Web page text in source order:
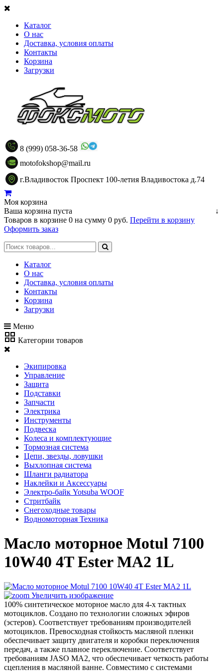
Каталог
О нас
Доставка, условия оплаты
Контакты
Корзина
Загрузки
8 (999) 058-36-58
motofokshop@mail.ru
г.Владивосток Проспект 100-летия Владивостока д.74
Моя корзина
↓
Ваша корзина пуста
Товаров в корзине 0 на сумму 0 руб. Перейти в корзину
Оформить заказ
Каталог
О нас
Доставка, условия оплаты
Контакты
Корзина
Загрузки
Меню
Категории товаров
Экипировка
Управление
Защита
Подставки
Запчасти
Электрика
Инструменты
Подвеска
Колеса и комплектующие
Тормозная система
Цепи, звезды, ловушки
Выхлопная система
Шланги радиатора
Наклейки и Аксессуары
Электро-байк Yotsuba WOOF
Стритбайк
Снегоходные товары
Водномоторная Техника
Масло моторное Motul 7100
10W40 4T Ester MA2 1L
Увеличить изображение
100% синтетическое моторное масло для 4-х тактных
мотоциклов. Создано по технологии сложных эфиров
(эстеров). Соответствует требованиям производителей
мотоциклов. Превосходная стойкость масляной пленки
обеспечивает защиту двигателя и коробки переключения
передач, а также плавное переключение. Соответствует
требованиям JASO MA2, что обеспечивает четкость работы
сцепления в масляной ванне. Совместимо с системами